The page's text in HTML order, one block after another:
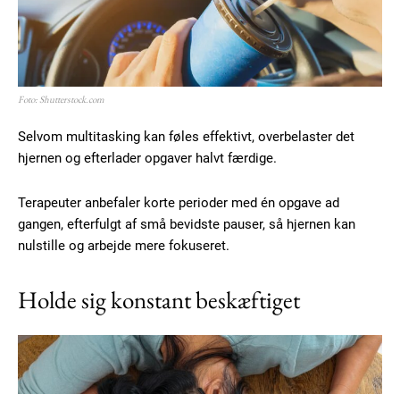
Subscription Plans
Free limited access
Etiam est nibh, lobortis sit
Praesent euismod ac
Ut mollis pellentesque tortor
Foto: Shutterstock.com
Selvom multitasking kan føles effektivt, overbelaster det
hjernen og efterlader opgaver halvt færdige.
Terapeuter anbefaler korte perioder med én opgave ad
gangen, efterfulgt af små bevidste pauser, så hjernen kan
nulstille og arbejde mere fokuseret.
Holde sig konstant beskæftiget